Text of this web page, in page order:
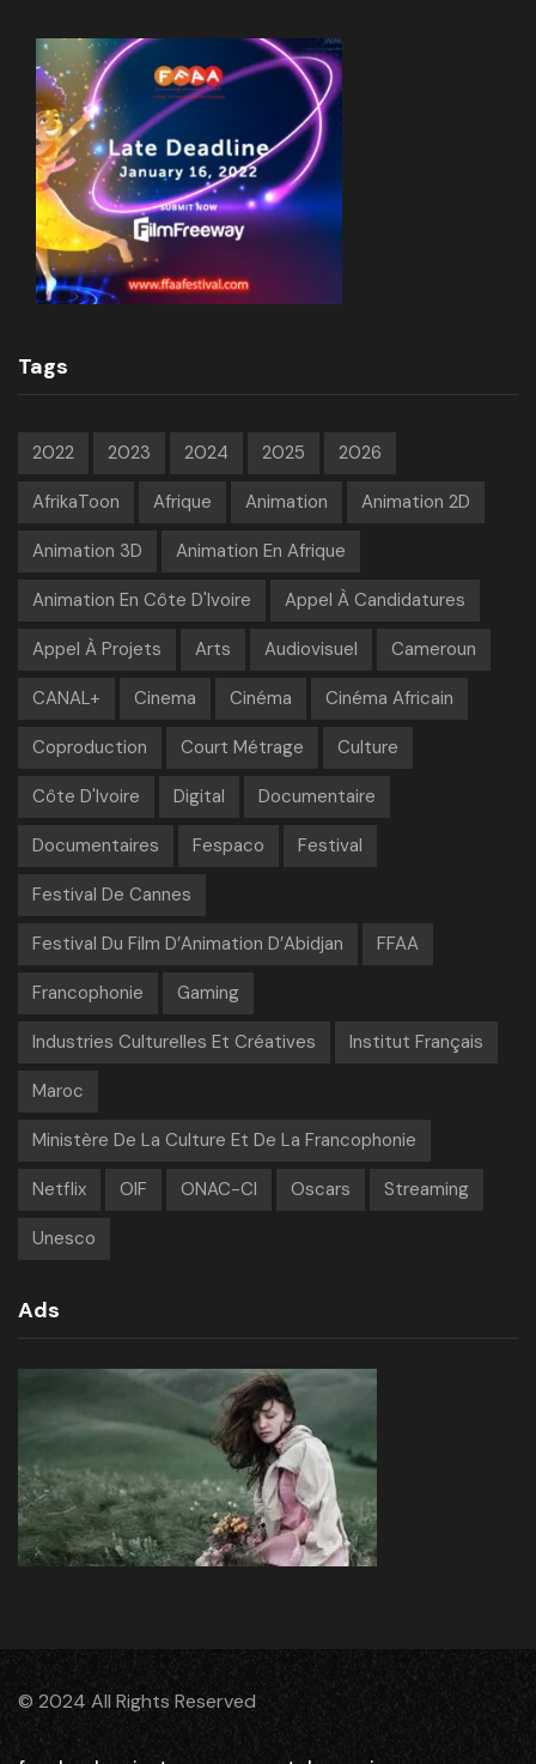
Tags
2022 2023 2024 2025 2026
AfrikaToon Afrique Animation Animation 2D
Animation 3D Animation En Afrique
Animation En Côte D'Ivoire Appel À Candidatures
Appel À Projets Arts Audiovisuel Cameroun
CANAL+ Cinema Cinéma Cinéma Africain
Coproduction Court Métrage Culture
Côte D'Ivoire Digital Documentaire
Documentaires Fespaco Festival
Festival De Cannes
Festival Du Film D’Animation D’Abidjan FFAA
Francophonie Gaming
Industries Culturelles Et Créatives Institut Français
Maroc
Ministère De La Culture Et De La Francophonie
Netflix OIF ONAC-CI Oscars Streaming
Unesco
Ads
© 2024 All Rights Reserved